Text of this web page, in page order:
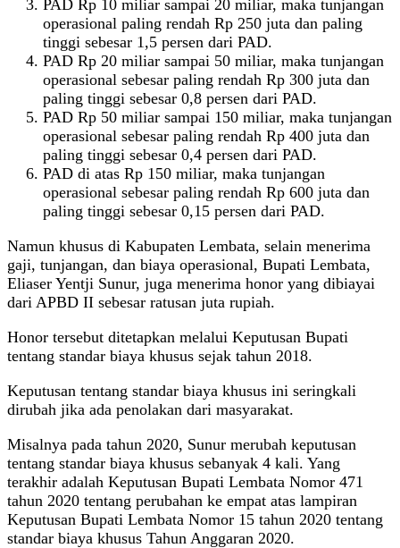
PAD Rp 10 miliar sampai 20 miliar, maka tunjangan
operasional paling rendah Rp 250 juta dan paling
tinggi sebesar 1,5 persen dari PAD.
PAD Rp 20 miliar sampai 50 miliar, maka tunjangan
operasional sebesar paling rendah Rp 300 juta dan
paling tinggi sebesar 0,8 persen dari PAD.
PAD Rp 50 miliar sampai 150 miliar, maka tunjangan
operasional sebesar paling rendah Rp 400 juta dan
paling tinggi sebesar 0,4 persen dari PAD.
PAD di atas Rp 150 miliar, maka tunjangan
operasional sebesar paling rendah Rp 600 juta dan
paling tinggi sebesar 0,15 persen dari PAD.
Namun khusus di Kabupaten Lembata, selain menerima
gaji, tunjangan, dan biaya operasional, Bupati Lembata,
Eliaser Yentji Sunur, juga menerima honor yang dibiayai
dari APBD II sebesar ratusan juta rupiah.
Honor tersebut ditetapkan melalui Keputusan Bupati
tentang standar biaya khusus sejak tahun 2018.
Keputusan tentang standar biaya khusus ini seringkali
dirubah jika ada penolakan dari masyarakat.
Misalnya pada tahun 2020, Sunur merubah keputusan
tentang standar biaya khusus sebanyak 4 kali. Yang
terakhir adalah Keputusan Bupati Lembata Nomor 471
tahun 2020 tentang perubahan ke empat atas lampiran
Keputusan Bupati Lembata Nomor 15 tahun 2020 tentang
standar biaya khusus Tahun Anggaran 2020.